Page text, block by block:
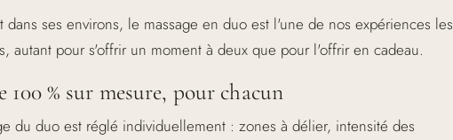
ses environs, le massage en duo est l'une de nos expériences les
autant pour s'offrir un moment à deux que pour l'offrir en cadeau.
100 % sur mesure, pour chacun
du duo est réglé individuellement : zones à délier, intensité des